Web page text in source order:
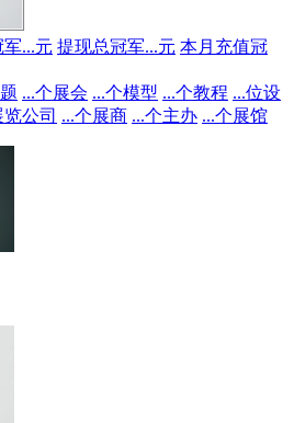
军...元 提现总冠军...元 本月充值冠
...个展会 ...个模型 ...个教程 ...位设
公司 ...个展商 ...个主办 ...个展馆